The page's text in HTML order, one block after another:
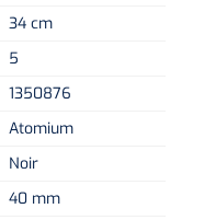
34 cm
5
1350876
Atomium
Noir
40 mm